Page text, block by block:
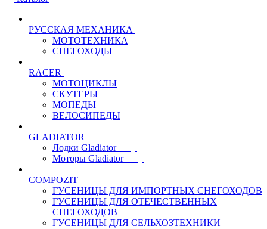
РУССКАЯ МЕХАНИКА
МОТОТЕХНИКА
СНЕГОХОДЫ
RACER
МОТОЦИКЛЫ
СКУТЕРЫ
МОПЕДЫ
ВЕЛОСИПЕДЫ
GLADIATOR
Лодки Gladiator
Моторы Gladiator
COMPOZIT
ГУСЕНИЦЫ ДЛЯ ИМПОРТНЫХ СНЕГОХОДОВ
ГУСЕНИЦЫ ДЛЯ ОТЕЧЕСТВЕННЫХ
СНЕГОХОДОВ
ГУСЕНИЦЫ ДЛЯ СЕЛЬХОЗТЕХНИКИ